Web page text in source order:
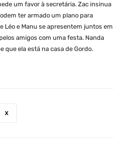
um favor à secretária. Zac insinua
ter armado um plano para
Léo e Manu se apresentem juntos em
amigos com uma festa. Nanda
que ela está na casa de Gordo.
X